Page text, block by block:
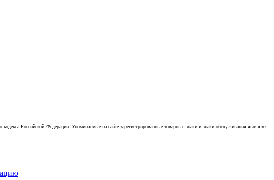
Российской Федерации. Упоминаемые на сайте зарегистрированные товарные знаки и знаки обслуживания являются